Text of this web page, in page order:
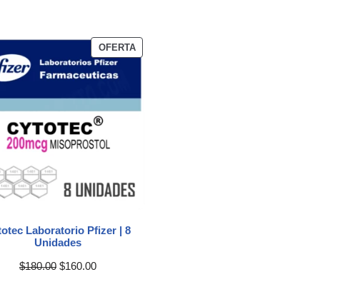
OFERTA
Laboratorio Pfizer | 8
Unidades
$180.00 $160.00